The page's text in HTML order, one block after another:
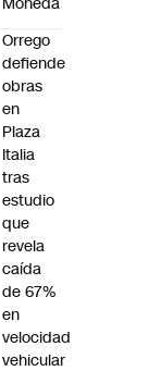
Orrego
defiende
obras
en
Plaza
Italia
tras
estudio
que
revela
caída
de 67%
en
velocidad
vehicular